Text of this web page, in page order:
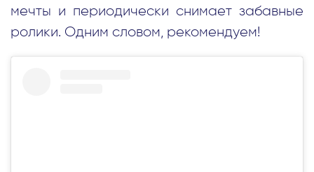
мечты и периодически снимает забавные
ролики. Одним словом, рекомендуем!